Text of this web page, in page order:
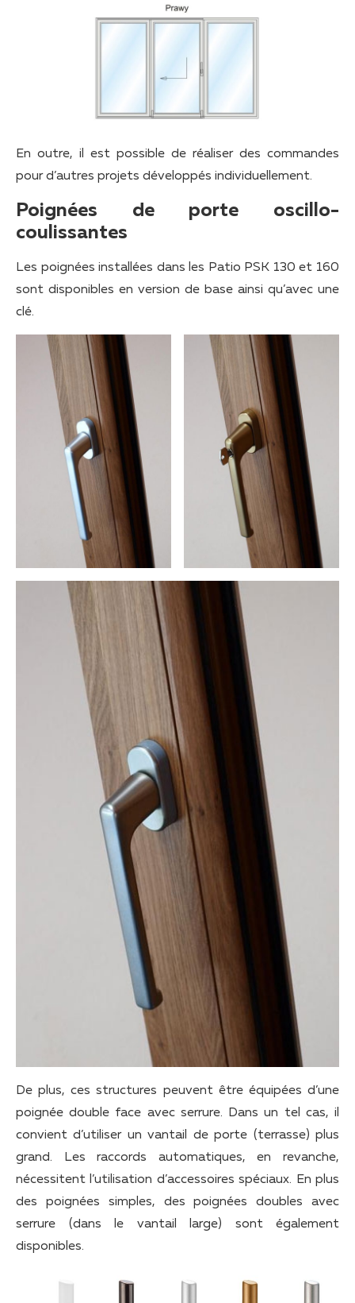
En outre, il est possible de réaliser des commandes
pour d’autres projets développés individuellement.
Poignées de porte oscillo-
coulissantes
Les poignées installées dans les Patio PSK 130 et 160
sont disponibles en version de base ainsi qu’avec une
clé.
De plus, ces structures peuvent être équipées d’une
poignée double face avec serrure. Dans un tel cas, il
convient d’utiliser un vantail de porte (terrasse) plus
grand. Les raccords automatiques, en revanche,
nécessitent l’utilisation d’accessoires spéciaux. En plus
des poignées simples, des poignées doubles avec
serrure (dans le vantail large) sont également
disponibles.